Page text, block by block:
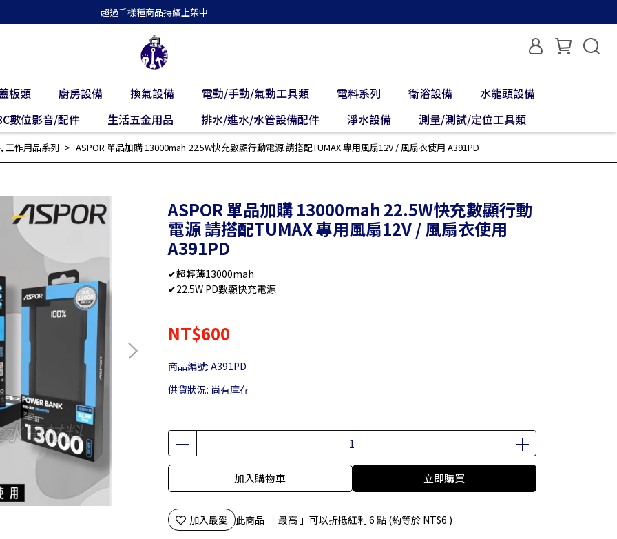
超過千樣種商品持續上架中
板類 廚房設備 換氣設備 電動/手動/氣動工具類 電料系列 衛浴設備
水龍頭設備
數位影音/配件
生活五金用品 排水/進水/水管設備配件 淨水設備 測量/測試/定位工具類
, 工作用品系列 ASPOR 單品加購 13000mah 22.5W快充數顯行動電源 請搭配TUMAX 專用風扇12V / 風扇衣使用 A391PD
ASPOR 單品加購 13000mah 22.5W快充數顯行動
電源 請搭配TUMAX 專用風扇12V / 風扇衣使用
A391PD
✔超輕薄13000mah
✔22.5W PD數顯快充電源
NT$600
商品編號: A391PD
供貨狀況: 尚有庫存
加入購物車 立即購買
加入最愛 此商品 「 最高 」可以折抵紅利 6 點 (約等於 NT$6 )